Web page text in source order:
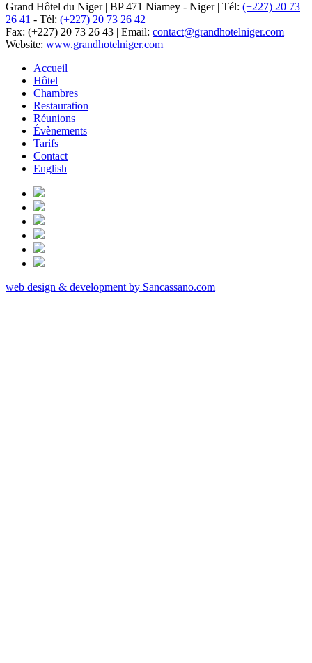
Grand Hôtel du Niger | BP 471 Niamey - Niger | Tél: (+227) 20 73
26 41 - Tél: (+227) 20 73 26 42
Fax: (+227) 20 73 26 43 | Email: contact@grandhotelniger.com |
Website: www.grandhotelniger.com
Accueil
Hôtel
Chambres
Restauration
Réunions
Évènements
Tarifs
Contact
English
web design & development by Sancassano.com